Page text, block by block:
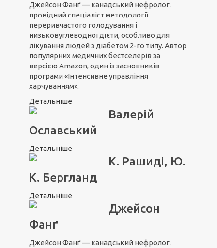
Джейсон Фанґ — канадський нефролог,
провідний спеціаліст методології
переривчастого голодування і
низьковуглеводної дієти, особливо для
лікування людей з діабетом 2-го типу. Автор
популярних медичних бестселерів за
версією Amazon, один із засновників
програми «Інтенсивне управління
харчуванням».
Детальніше
Валерій
Ославський
Детальніше
К. Рашиді, Ю.
К. Бергланд
Детальніше
Джейсон
Фанґ
Джейсон Фанґ — канадський нефролог,